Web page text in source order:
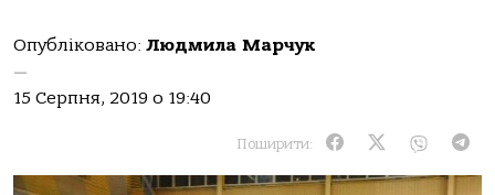
Опубліковано: Людмила Марчук
—
15 Серпня, 2019 о 19:40
Поширити: